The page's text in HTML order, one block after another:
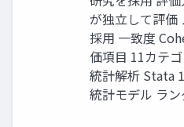
が独立して評価
採用 一致度
価項目 11カテ
統計解析 Stata
統計モデル ラ